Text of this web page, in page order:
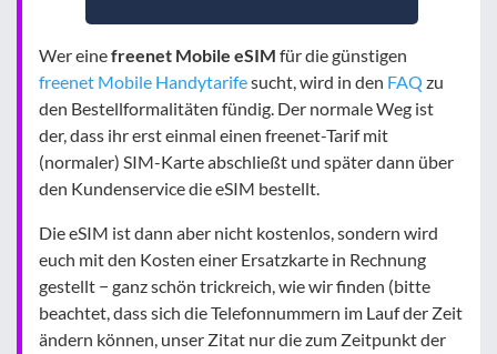
Wer einefreenet Mobile eSIM für die günstigen
freenet Mobile Handytarifesucht, wird in den FAQ zu
den Bestellformalitäten fündig. Der normale Weg ist
der, dass ihr erst einmal einen freenet-Tarif mit
(normaler) SIM-Karte abschließt und später dann über
den Kundenservice die eSIM bestellt.
Die eSIM ist dann aber nicht kostenlos, sondern wird
euch mit den Kosten einer Ersatzkarte in Rechnung
gestellt − ganz schön trickreich, wie wir finden (bitte
beachtet, dass sich die Telefonnummern im Lauf der Zeit
ändern können, unser Zitat nur die zum Zeitpunkt der